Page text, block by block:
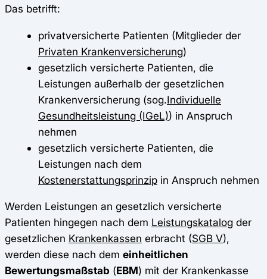
Das betrifft:
privatversicherte Patienten (Mitglieder der
Privaten Krankenversicherung)
gesetzlich versicherte Patienten, die
Leistungen außerhalb der gesetzlichen
Krankenversicherung (sog.Individuelle
Gesundheitsleistung (IGeL)) in Anspruch
nehmen
gesetzlich versicherte Patienten, die
Leistungen nach dem
Kostenerstattungsprinzip in Anspruch nehmen
Werden Leistungen an gesetzlich versicherte
Patienten hingegen nach dem Leistungskatalog der
gesetzlichen Krankenkassen erbracht (SGB V),
werden diese nach dem einheitlichen
Bewertungsmaßstab (EBM) mit der Krankenkasse